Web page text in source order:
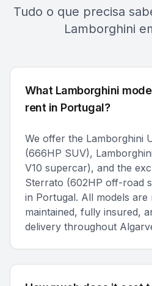
Tudo o que precisa
Lamborghini
What Lamborghini
rent in Portugal?
We offer the Lamborghini
(666HP SUV),
V10 supercar), and the
Sterrato (602HP off-road
in Portugal. All models are
maintained, fully insured,
delivery throughout